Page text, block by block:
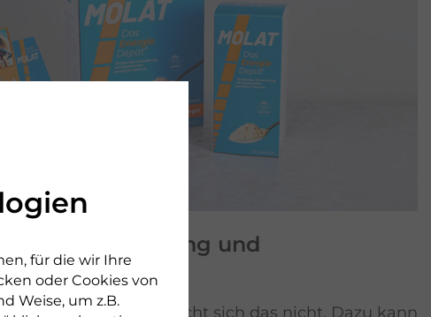
für die wir Ihre
oder Cookies von
Weise, um z.B.
Wirkung und
bleiben – wer wünscht sich das nicht. Dazu kann